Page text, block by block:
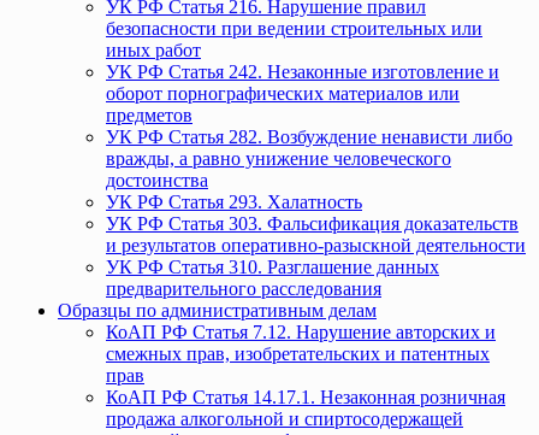
УК РФ Статья 216. Нарушение правил
безопасности при ведении строительных или
иных работ
УК РФ Статья 242. Незаконные изготовление и
оборот порнографических материалов или
предметов
УК РФ Статья 282. Возбуждение ненависти либо
вражды, а равно унижение человеческого
достоинства
УК РФ Статья 293. Халатность
УК РФ Статья 303. Фальсификация доказательств
и результатов оперативно-разыскной деятельности
УК РФ Статья 310. Разглашение данных
предварительного расследования
Образцы по административным делам
КоАП РФ Статья 7.12. Нарушение авторских и
смежных прав, изобретательских и патентных
прав
КоАП РФ Статья 14.17.1. Незаконная розничная
продажа алкогольной и спиртосодержащей